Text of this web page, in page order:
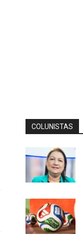
COLUNISTAS